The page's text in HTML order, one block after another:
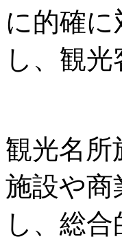
に的確
し、観
観光名所
施設や商
し、総